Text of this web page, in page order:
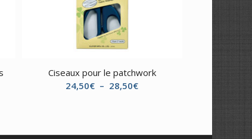
Ciseaux pour le patchwork
24,50€ – 28,50€Plage